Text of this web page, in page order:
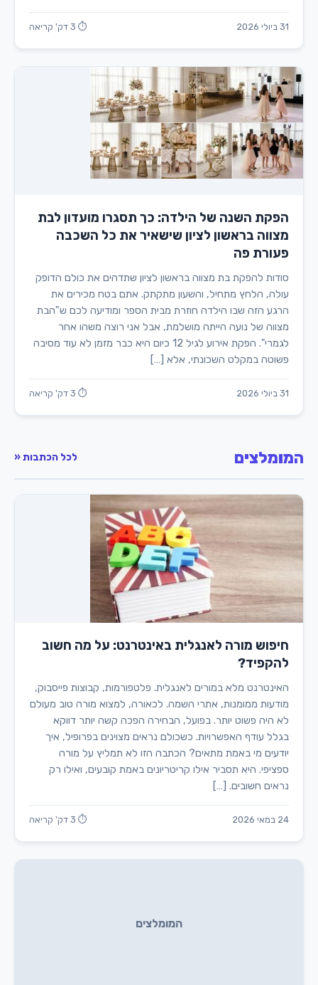
31 ביולי 2026 ⏱ 3 דק' קריאה
הפקת השנה של הילדה: כך תסגרו מועדון לבת
מצווה בראשון לציון שישאיר את כל השכבה
פעורת פה
סודות להפקת בת מצווה בראשון לציון שתדהים את כולם הדופק
עולה, הלחץ מתחיל, והשעון מתקתק. אתם בטח מכירים את
הרגע הזה שבו הילדה חוזרת מבית הספר ומודיעה לכם ש"הבת
מצווה של נועה הייתה מושלמת, אבל אני רוצה משהו אחר
לגמרי". הפקת אירוע לגיל 12 כיום היא כבר מזמן לא עוד מסיבה
פשוטה במקלט השכונתי, אלא […]
31 ביולי 2026 ⏱ 3 דק' קריאה
המומלצים לכל הכתבות «
חיפוש מורה לאנגלית באינטרנט: על מה חשוב
להקפיד?
האינטרנט מלא במורים לאנגלית. פלטפורמות, קבוצות פייסבוק,
מודעות ממומנות, אתרי השמה. לכאורה, למצוא מורה טוב מעולם
לא היה פשוט יותר. בפועל, הבחירה הפכה קשה יותר דווקא
בגלל עודף האפשרויות. כשכולם נראים מצוינים בפרופיל, איך
יודעים מי באמת מתאים? הכתבה הזו לא תמליץ על מורה
ספציפי. היא תסביר אילו קריטריונים באמת קובעים, ואילו רק
נראים חשובים. […]
24 במאי 2026 ⏱ 3 דק' קריאה
המומלצים